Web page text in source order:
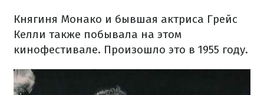
Княгиня Монако и бывшая актриса Грейс
Келли также побывала на этом
кинофестивале. Произошло это в 1955 году.